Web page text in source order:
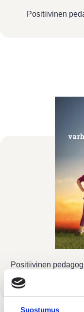
Suostumus
Positiivinen
Positiivinen